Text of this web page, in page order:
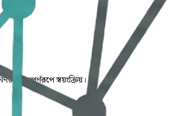
যা সম্পূর্ণরূপে স্বয়ংক্রিয়।